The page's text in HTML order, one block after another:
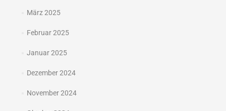
März 2025
Februar 2025
Januar 2025
Dezember 2024
November 2024